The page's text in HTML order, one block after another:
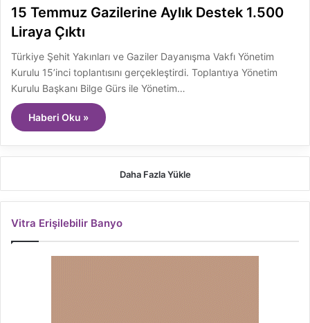
15 Temmuz Gazilerine Aylık Destek 1.500
Liraya Çıktı
Türkiye Şehit Yakınları ve Gaziler Dayanışma Vakfı Yönetim
Kurulu 15’inci toplantısını gerçekleştirdi. Toplantıya Yönetim
Kurulu Başkanı Bilge Gürs ile Yönetim…
Haberi Oku »
Daha Fazla Yükle
Vitra Erişilebilir Banyo